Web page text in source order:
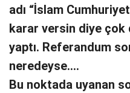
adı “İslam
karar versin diye
yaptı. Referandum
neredeyse….
Bu noktada uyanan